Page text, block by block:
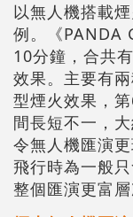
以無人機搭載
例。《PANDA
10分鐘，合共
效果。主要有
型煙火效果，
間長短不一，
令無人機匯演
飛行時為一般
整個匯演更富層